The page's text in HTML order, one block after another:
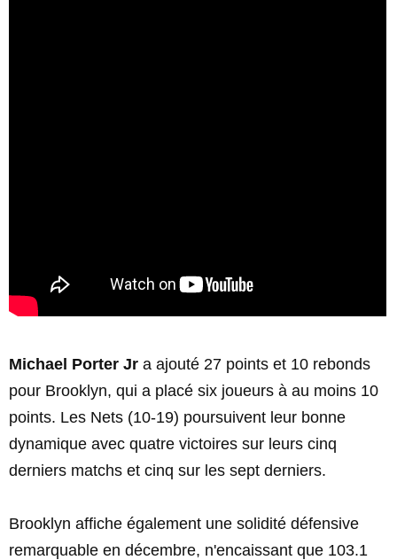
Michael Porter Jr a ajouté 27 points et 10 rebonds
pour Brooklyn, qui a placé six joueurs à au moins 10
points. Les Nets (10-19) poursuivent leur bonne
dynamique avec quatre victoires sur leurs cinq
derniers matchs et cinq sur les sept derniers.
Brooklyn affiche également une solidité défensive
remarquable en décembre, n'encaissant que 103.1